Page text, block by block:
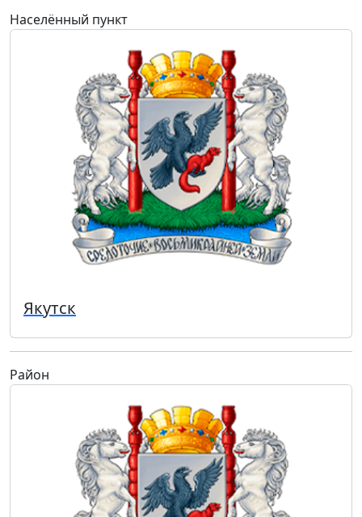
Населённый пункт
Якутск
Район